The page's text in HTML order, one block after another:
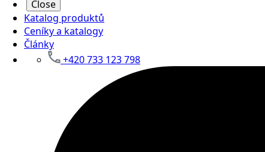
Close
Katalog produktů
Ceníky a katalogy
Články
+420 733 123 798